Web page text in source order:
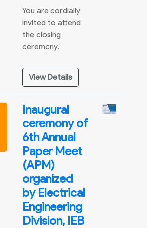
You are cordially
invited to attend
the closing
ceremony.
View Details
Inaugural
ceremony of
6th Annual
Paper Meet
(APM)
organized
by Electrical
Engineering
Division, IEB